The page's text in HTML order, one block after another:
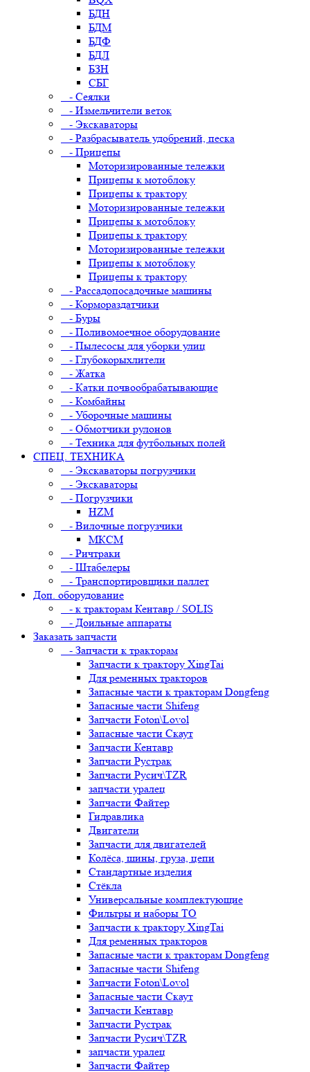
БДН
БДМ
БДФ
БДЛ
БЗН
СБГ
- Сеялки
- Измельчители веток
- Экскаваторы
- Разбрасыватель удобрений, песка
- Прицепы
Моторизированные тележки
Прицепы к мотоблоку
Прицепы к трактору
Моторизированные тележки
Прицепы к мотоблоку
Прицепы к трактору
Моторизированные тележки
Прицепы к мотоблоку
Прицепы к трактору
- Рассадопосадочные машины
- Кормораздатчики
- Буры
- Поливомоечное оборудование
- Пылесосы для уборки улиц
- Глубокорыхлители
- Жатка
- Катки почвообрабатывающие
- Комбайны
- Уборочные машины
- Обмотчики рулонов
- Техника для футбольных полей
СПЕЦ. ТЕХНИКА
- Экскаваторы погрузчики
- Экскаваторы
- Погрузчики
HZM
- Вилочные погрузчики
МКСМ
- Ричтраки
- Штабелеры
- Транспортировщики паллет
Доп. оборудование
- к тракторам Кентавр / SOLIS
- Доильные аппараты
Заказать запчасти
- Запчасти к тракторам
Запчасти к трактору XingTai
Для ременных тракторов
Запасные части к тракторам Dongfeng
Запасные части Shifeng
Запчасти Foton\Lovol
Запасные части Скаут
Запчасти Кентавр
Запчасти Рустрак
Запчасти Русич\TZR
запчасти уралец
Запчасти Файтер
Гидравлика
Двигатели
Запчасти для двигателей
Колёса, шины, груза, цепи
Стандартные изделия
Стёкла
Универсальные комплектующие
Фильтры и наборы ТО
Запчасти к трактору XingTai
Для ременных тракторов
Запасные части к тракторам Dongfeng
Запасные части Shifeng
Запчасти Foton\Lovol
Запасные части Скаут
Запчасти Кентавр
Запчасти Рустрак
Запчасти Русич\TZR
запчасти уралец
Запчасти Файтер